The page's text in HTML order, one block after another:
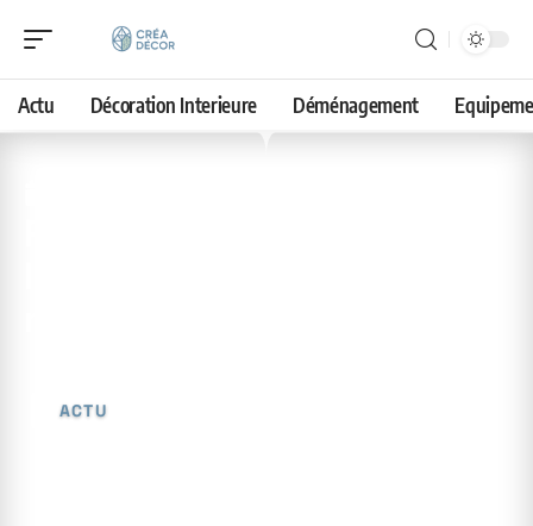
Actu Décoration Interieure Déménagement
ACTU